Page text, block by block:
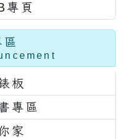
專頁
板
專區
家